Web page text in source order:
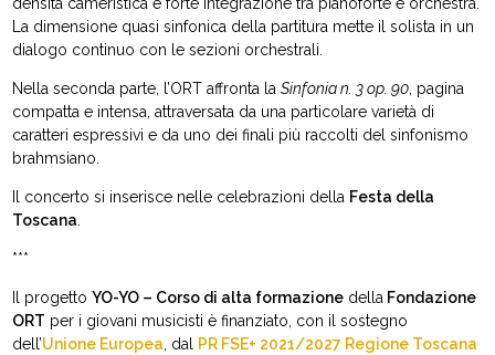
densità cameristica e forte integrazione tra pianoforte e orchestra.
La dimensione quasi sinfonica della partitura mette il solista in un
dialogo continuo con le sezioni orchestrali.
Nella seconda parte, l’ORT affronta la Sinfonia n. 3 op. 90, pagina
compatta e intensa, attraversata da una particolare varietà di
caratteri espressivi e da uno dei finali più raccolti del sinfonismo
brahmsiano.
Il concerto si inserisce nelle celebrazioni della Festa della
Toscana.
***
Il progetto YO-YO – Corso di alta formazionedellaFondazione
ORT per i giovani musicisti è finanziato, con il sostegno
dell’Unione Europea, dal PR FSE+ 2021/2027 Regione Toscana